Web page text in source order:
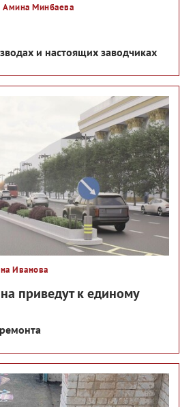
Амина Минбаева
и настоящих заводчиках
Иванова
приведут к единому